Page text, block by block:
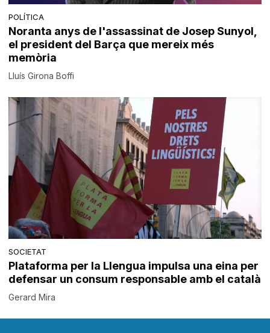
POLÍTICA
Noranta anys de l'assassinat de Josep Sunyol,
el president del Barça que mereix més
memòria
Lluís Girona Boffi
SOCIETAT
Plataforma per la Llengua impulsa una eina per
defensar un consum responsable amb el català
Gerard Mira